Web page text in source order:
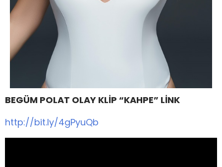
BEGÜM POLAT OLAY KLİP “KAHPE” LİNK
http://bit.ly/4gPyuQb